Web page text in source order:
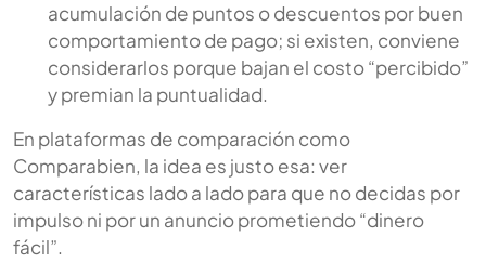
acumulación de puntos o descuentos por buen
comportamiento de pago; si existen, conviene
considerarlos porque bajan el costo “percibido”
y premian la puntualidad.
En plataformas de comparación como
Comparabien, la idea es justo esa: ver
características lado a lado para que no decidas por
impulso ni por un anuncio prometiendo “dinero
fácil”.